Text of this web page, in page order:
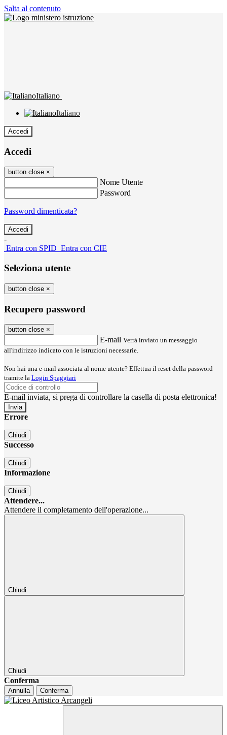
Salta al contenuto
Italiano
Italiano
Accedi
Accedi
button close ×
Nome Utente
Password
Password dimenticata?
-
Entra con SPID Entra con CIE
Seleziona utente
button close ×
Recupero password
button close ×
E-mail Verrà inviato un messaggio
all'indirizzo indicato con le istruzioni necessarie.
Non hai una e-mail associata al nome utente? Effettua il reset della password
tramite la Login Spaggiari
E-mail inviata, si prega di controllare la casella di posta elettronica!
Errore
Chiudi
Successo
Chiudi
Informazione
Chiudi
Attendere...
Attendere il completamento dell'operazione...
Chiudi
Chiudi
Conferma
Annulla Conferma